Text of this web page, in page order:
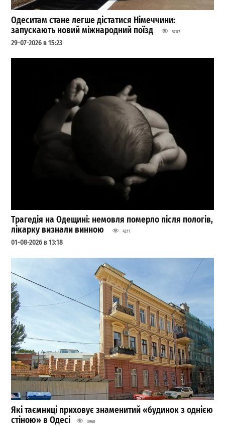
Одеситам стане легше дістатися Німеччини:
запускають новий міжнародний поїзд
5707
29-07-2026 в 15:23
Трагедія на Одещині: немовля померло після пологів,
лікарку визнали винною
4211
01-08-2026 в 13:18
Які таємниці приховує знаменитий «будинок з однією
стіною» в Одесі
3960